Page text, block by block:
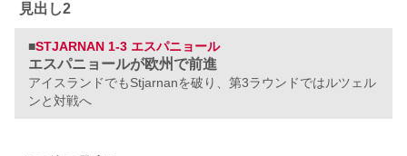
見出し2
■STJARNAN 1-3 エスパニョール
エスパニョールが欧州で前進
アイスランドでもStjarnanを破り、第3ラウンドではルツェル
ンと対戦へ